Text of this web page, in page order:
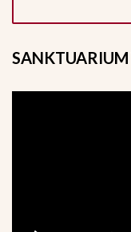
SANKTUARIUM